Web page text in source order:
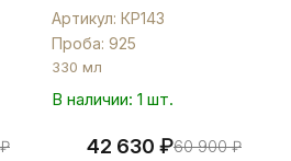
₽
Артикул: КР143
Проба: 925
330 мл
В наличии: 1 шт.
42 630 ₽60 900₽